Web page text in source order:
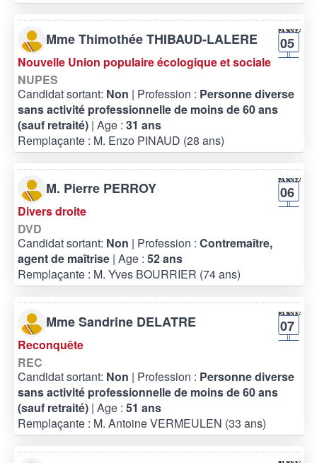
Mme Thimothée THIBAUD-LALERE 05
Nouvelle Union populaire écologique et sociale
NUPES
Candidat sortant: Non | Profession : Personne diverse
sans activité professionnelle de moins de 60 ans
(sauf retraité) | Age : 31 ans
Remplaçante : M. Enzo PINAUD (28 ans)
M. Pierre PERROY 06
Divers droite
DVD
Candidat sortant: Non | Profession : Contremaître,
agent de maîtrise | Age : 52 ans
Remplaçante : M. Yves BOURRIER (74 ans)
Mme Sandrine DELATRE 07
Reconquête
REC
Candidat sortant: Non | Profession : Personne diverse
sans activité professionnelle de moins de 60 ans
(sauf retraité) | Age : 51 ans
Remplaçante : M. Antoine VERMEULEN (33 ans)